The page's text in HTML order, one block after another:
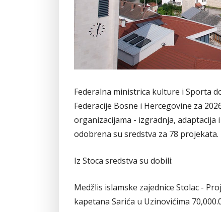
Federalna ministrica kulture i Sporta
Federacije Bosne i Hercegovine za
organizacijama - izgradnja,
odobrena su sredstva za 78 projekata.
Iz Stoca sredstva su dobili:
Medžlis islamske zajednice Stolac -
kapetana Sarića u Uzinovićima